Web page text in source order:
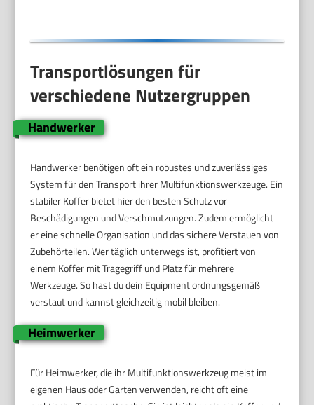
Transportlösungen für
verschiedene Nutzergruppen
Handwerker
Handwerker benötigen oft ein robustes und zuverlässiges
System für den Transport ihrer Multifunktionswerkzeuge. Ein
stabiler Koffer bietet hier den besten Schutz vor
Beschädigungen und Verschmutzungen. Zudem ermöglicht
er eine schnelle Organisation und das sichere Verstauen von
Zubehörteilen. Wer täglich unterwegs ist, profitiert von
einem Koffer mit Tragegriff und Platz für mehrere
Werkzeuge. So hast du dein Equipment ordnungsgemäß
verstaut und kannst gleichzeitig mobil bleiben.
Heimwerker
Für Heimwerker, die ihr Multifunktionswerkzeug meist im
eigenen Haus oder Garten verwenden, reicht oft eine